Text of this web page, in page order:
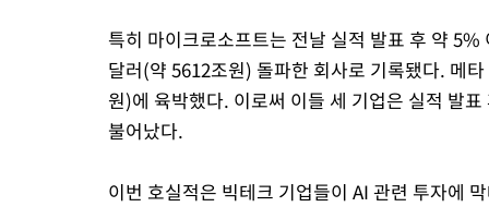
특히 마이크로소프트는 전날 실적 발표 후 약
달러(약 5612조원) 돌파한 회사로 기록됐다. 메
원)에 육박했다. 이로써 이들 세 기업은 실적 발
불어났다.
이번 호실적은 빅테크 기업들이 AI 관련 투자에